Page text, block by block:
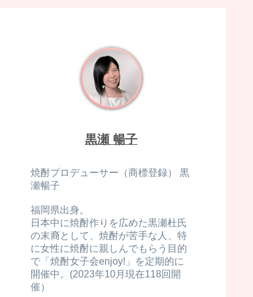
黒瀬 暢子
焼酎プロデューサー（商標登録） 黒
瀬暢子
福岡県出身。
日本中に焼酎作りを広めた黒瀬杜氏
の末裔として、焼酎が苦手な人、特
に女性に焼酎に親しんでもらう目的
で「焼酎女子会enjoy!」を定期的に
開催中。(2023年10月現在118回開
催）